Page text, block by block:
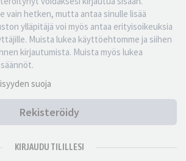
vain hetken, mutta antaa sinulle lisää
ylläpitäjä voi myös antaa erityisoikeuksia
Muista lukea käyttöehtomme ja siihen
kirjautumista. Muista myös lukea
suoja
Rekisteröidy
KIRJAUDU TILILLESI